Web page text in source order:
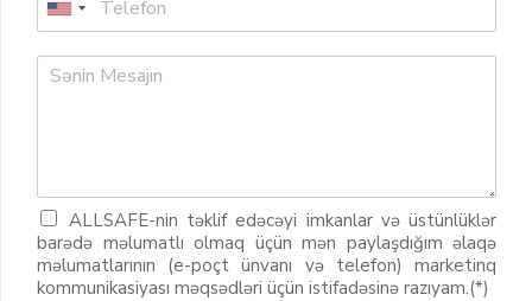
ALLSAFE-nin təklif edəcəyi imkanlar və üstünlüklər
barədə məlumatlı olmaq üçün mən paylaşdığım əlaqə
məlumatlarının (e-poçt ünvanı və telefon) marketinq
kommunikasiyası məqsədləri üçün istifadəsinə razıyam.(*)